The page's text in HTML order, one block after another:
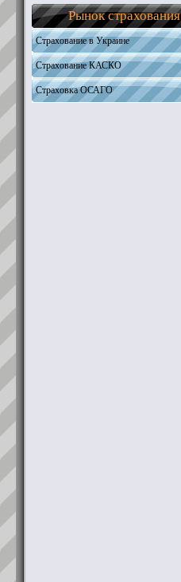
Рынок страхования
Страхование в Украине
Страхование КАСКО
Страховка ОСАГО